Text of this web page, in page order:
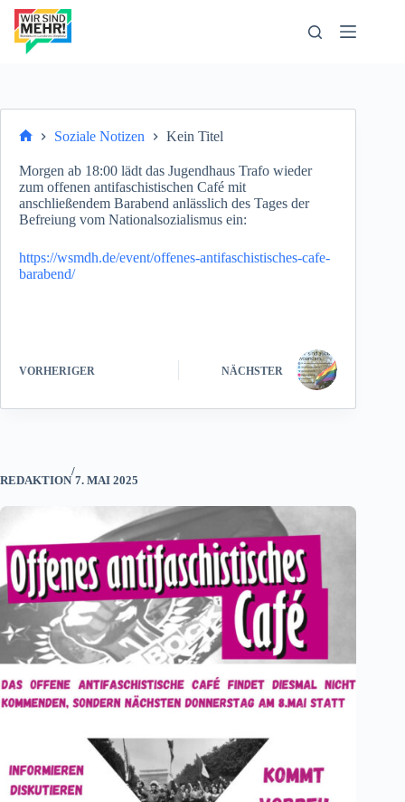
Zum
Inhalt
springen
Soziale Notizen Kein Titel
Morgen ab 18:00 lädt das Jugendhaus Trafo wieder
zum offenen antifaschistischen Café mit
anschließendem Barabend anlässlich des Tages der
Befreiung vom Nationalsozialismus ein:
https://wsmdh.de/event/offenes-antifaschistisches-cafe-
barabend/
VORHERIGER NÄCHSTER
REDAKTION
/
7. MAI 2025